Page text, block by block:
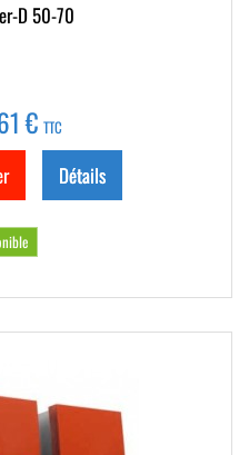
D 50-70
€ TTC
Détails